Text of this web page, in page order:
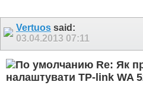
Vertuos said:
03.04.2013 07:11
Re: Як
налаштувати TP-link WA